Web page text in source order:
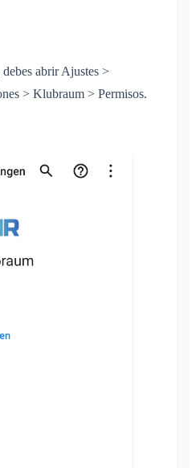
abrir Ajustes >
> Klubraum > Permisos.